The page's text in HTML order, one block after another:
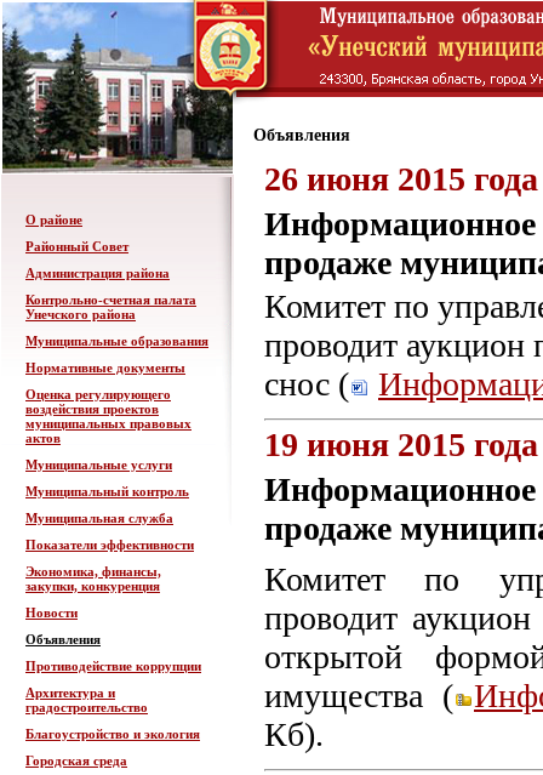
О районе
Районный Совет
Администрация района
Контрольно-счетная палата
Унечского района
Муниципальные образования
Нормативные документы
Оценка регулирующего
воздействия проектов
муниципальных правовых
актов
Муниципальные услуги
Муниципальный контроль
Муниципальная служба
Показатели эффективности
Экономика, финансы,
закупки, конкуренция
Новости
Объявления
Противодействие коррупции
Архитектура и
градостроительство
Благоустройство и экология
Городская среда
Объявления
26 июня 2015 года
Информационное
продаже
Комитет по
проводит
снос (
19 июня 2015 года
Информационное
продаже
Комитет по
проводит
открытой
имущества (
Кб).